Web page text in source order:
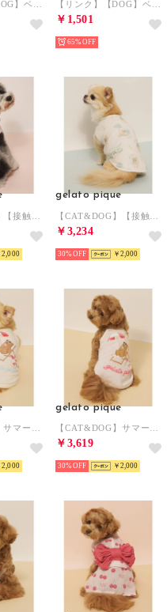
￥1,501
65%
2,000
gelato pique
￥3,234
30% ￥2,000
2,000
gelato pique
￥3,619
30% ￥2,000